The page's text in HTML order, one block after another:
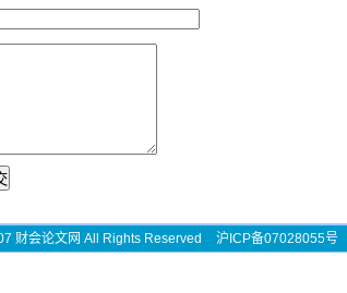
财会论文网 All Rights Reserved 沪ICP备07028055号